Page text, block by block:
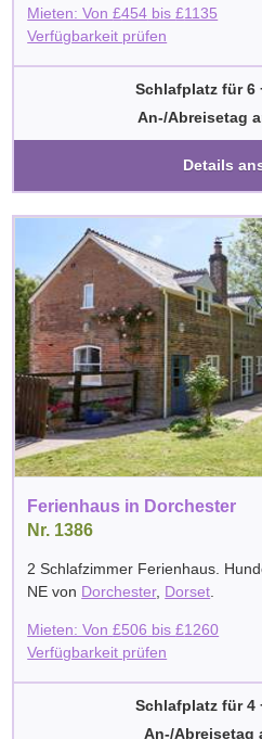
Mieten: Von£454 bis£1135
Verfügbarkeit prüfen
Schlafplatz für 6
An-/Abreisetag
Details
Ferienhaus in Dorchester
Nr. 1386
2 Schlafzimmer Ferienhaus.
NE von Dorchester, Dorset.
Mieten: Von£506 bis£1260
Verfügbarkeit prüfen
Schlafplatz für 4
An-/Abreisetag